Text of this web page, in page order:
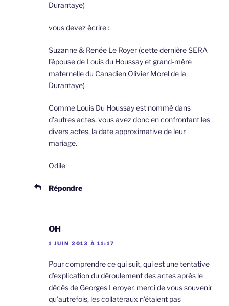
Durantaye)
vous devez écrire :
Suzanne & Renée Le Royer (cette dernière SERA
l’épouse de Louis du Houssay et grand-mère
maternelle du Canadien Olivier Morel de la
Durantaye)
Comme Louis Du Houssay est nommé dans
d’autres actes, vous avez donc en confrontant les
divers actes, la date approximative de leur
mariage.
Odile
Répondre
OH
1 JUIN 2013 À 11:17
Pour comprendre ce qui suit, qui est une tentative
d’explication du déroulement des actes après le
décès de Georges Leroyer, merci de vous souvenir
qu’autrefois, les collatéraux n’étaient pas